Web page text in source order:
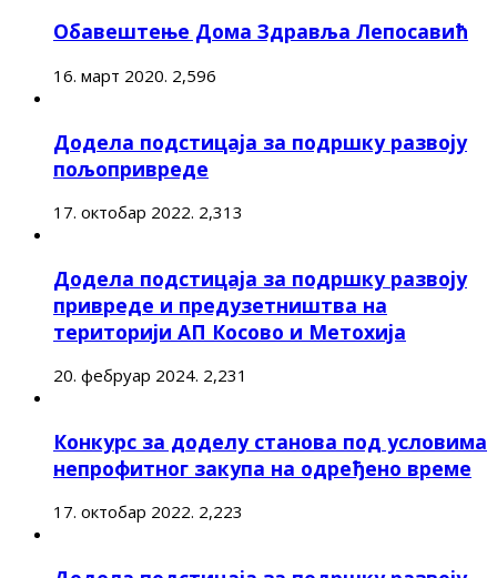
Обавештење Дома Здравља Лепосавић
16. март 2020. 2,596
Додела подстицаја за подршку развоју
пољопривреде
17. октобар 2022. 2,313
Додела подстицаја за подршку развоју
привреде и предузетништва на
територији АП Косово и Метохија
20. фебруар 2024. 2,231
Конкурс за доделу станова под условима
непрофитног закупа на одређено време
17. октобар 2022. 2,223